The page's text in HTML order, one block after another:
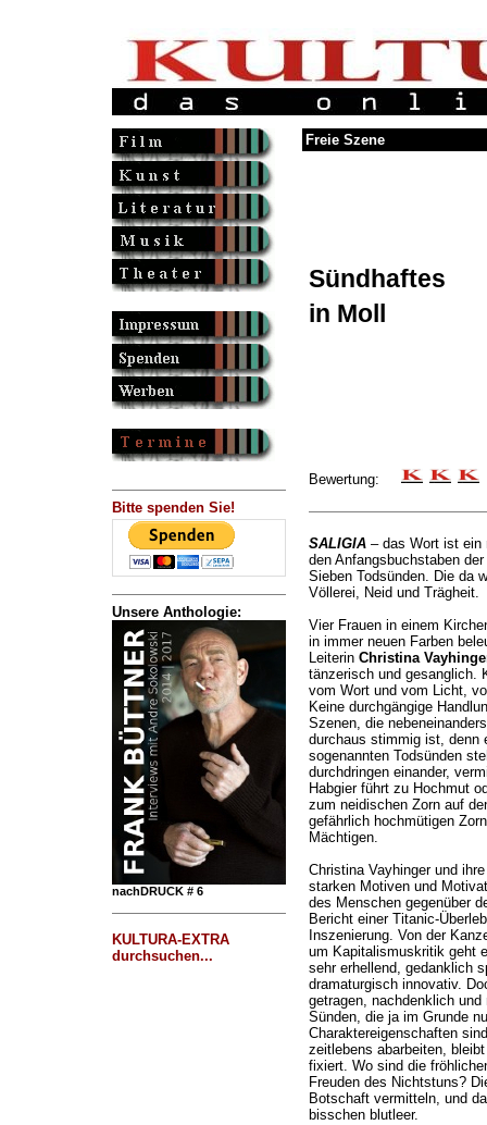
Bitte spenden Sie!
Unsere Anthologie:
nachDRUCK # 6
KULTURA-EXTRA
durchsuchen...
Freie Szene
Sündhaftes
in Moll
Bewertung:
SALIGIA– das Wort ist ein
den Anfangsbuchstaben
Sieben Todsünden. Die da
Völlerei, Neid und Trägheit.
Vier Frauen in einem
in immer neuen Farben
Leiterin Christina
tänzerisch und gesanglich.
vom Wort und vom Licht,
Keine durchgängige
Szenen, die
durchaus stimmig ist, denn
sogenannten Todsünden
durchdringen einander,
Habgier führt zu Hochmut
zum neidischen Zorn auf
gefährlich hochmütigen
Mächtigen.
Christina Vayhinger und
starken Motiven und
des Menschen gegenüber
Bericht einer Titanic-
Inszenierung. Von der
um Kapitalismuskritik geht
sehr erhellend, gedanklich
dramaturgisch innovativ.
getragen, nachdenklich
Sünden, die ja im Grunde
Charaktereigenschaften
zeitlebens abarbeiten,
fixiert. Wo sind die
Freuden des Nichtstuns?
Botschaft vermitteln, und
bisschen blutleer.